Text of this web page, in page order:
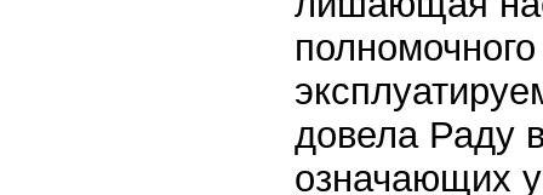
довела Раду
означающих